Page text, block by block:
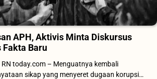
APH, Aktivis Minta Diskursus
Fakta Baru
RN today.com – Menguatnya kembali
sikap yang menyeret dugaan korupsi…